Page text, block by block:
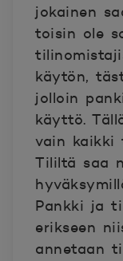
jokainen
toisin ole
käytön,
jolloin
käyttö.
vain kaikki
Tililtä saa
Pankki ja
erikseen
annetaan